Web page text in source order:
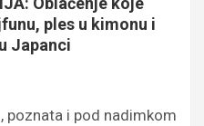
ples u kimonu i
Japanci
poznata i pod nadimkom